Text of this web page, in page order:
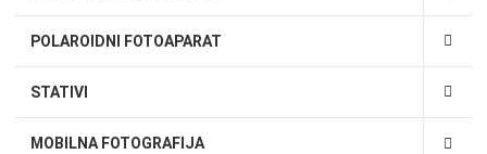
POLAROIDNI FOTOAPARAT
STATIVI
MOBILNA FOTOGRAFIJA